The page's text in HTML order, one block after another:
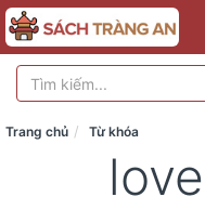
Trang chủ Từ khóa